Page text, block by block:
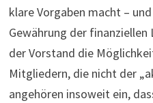
klare Vorgaben macht –
Gewährung der
der Vorstand die
Mitgliedern, die nicht der
angehören insoweit ein,